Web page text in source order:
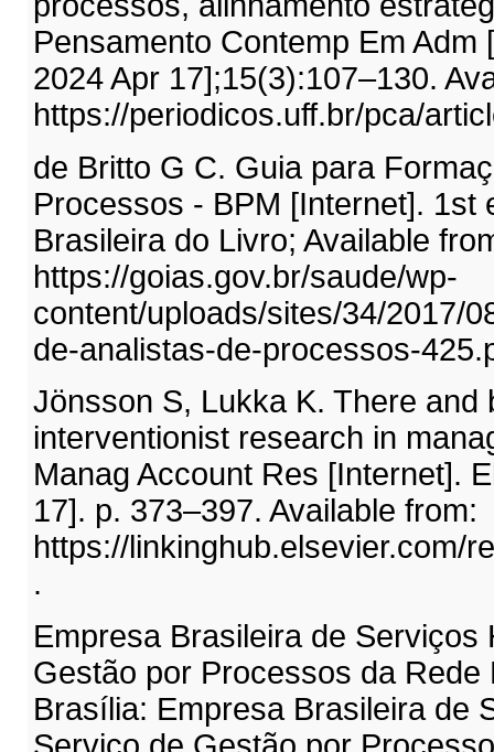
Pensamento Contemp Em
2024 Apr 17];15(3):107–130.
https://periodicos.uff.br/pca/
de Britto G C. Guia para
Processos - BPM [Internet]. 1st
Brasileira do Livro; Available
https://goias.gov.br/saude/wp-
content/uploads/sites/34/2017/
de-analistas-de-processos-
Jönsson S, Lukka K. There and
interventionist research in
Manag Account Res [Internet].
17]. p. 373–397. Available from:
https://linkinghub.elsevier.com/
.
Empresa Brasileira de Serviços
Gestão por Processos da Rede
Brasília: Empresa Brasileira de